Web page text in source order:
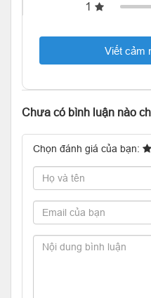
1
Viết cảm
Chưa có bình luận nào
Chọn đánh giá của bạn: